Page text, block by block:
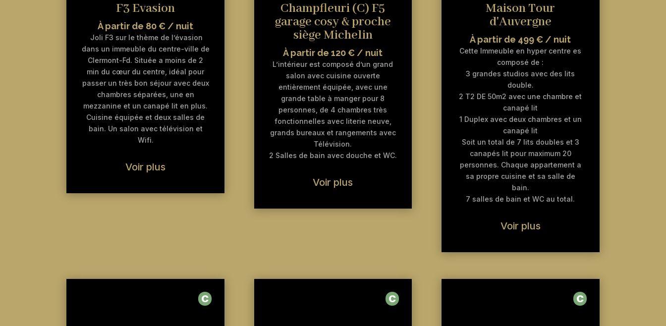
F3 Evasion
À partir de 80 € / nuit
Joli F3 sur le thème de l’évasion
dans un immeuble du centre-ville de
Clermont-Fd. Située a moins de 2
min du cœur du centre, idéal pour
passer un très bon séjour avec deux
chambres séparées, une en
mezzanine et un canapé lit en plus.
Cuisine équipée et deux salles de
bain. Un salon avec télévision et
Wifi.
Voir plus
Champfleuri (C) F5
garage cosy & proche
siège Michelin
À partir de 120 € / nuit
L’intérieur est composé d’un grand
salon avec cuisine ouverte
entièrement équipée, avec une
grande table à manger pour 8
personnes, de 4 chambres très
fonctionnelles avec literie neuve,
grands bureaux et rangements avec
Télévision.
2 Salles de bain avec douche et WC.
Voir plus
Maison Tour
d'Auvergne
À partir de 499 € / nuit
Cette Immeuble en hyper centre es
composé de :
3 grandes studios avec des lits
double.
2 T2 DE 50m2 avec une chambre et
canapé lit
1 Duplex avec deux chambres et un
canapé lit
Soit un total de 7 lits doubles et 3
canapés lit pour maximum 20
personnes. Chaque appartement a
sa propre cuisine et sa salle de
bain.
7 salles de bain et WC au total.
Voir plus
C C C